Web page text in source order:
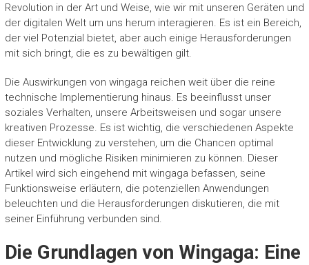
Revolution in der Art und Weise, wie wir mit unseren Geräten und
der digitalen Welt um uns herum interagieren. Es ist ein Bereich,
der viel Potenzial bietet, aber auch einige Herausforderungen
mit sich bringt, die es zu bewältigen gilt.
Die Auswirkungen von wingaga reichen weit über die reine
technische Implementierung hinaus. Es beeinflusst unser
soziales Verhalten, unsere Arbeitsweisen und sogar unsere
kreativen Prozesse. Es ist wichtig, die verschiedenen Aspekte
dieser Entwicklung zu verstehen, um die Chancen optimal
nutzen und mögliche Risiken minimieren zu können. Dieser
Artikel wird sich eingehend mit wingaga befassen, seine
Funktionsweise erläutern, die potenziellen Anwendungen
beleuchten und die Herausforderungen diskutieren, die mit
seiner Einführung verbunden sind.
Die Grundlagen von Wingaga: Eine